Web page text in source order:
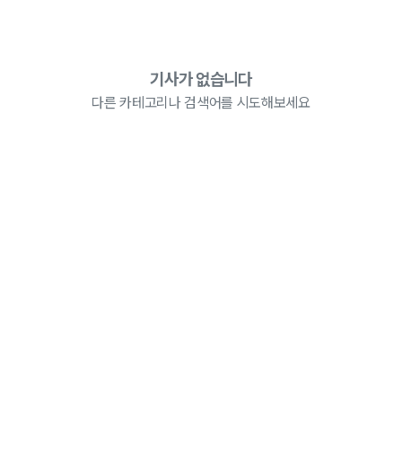
기사가 없습니다
다른 카테고리나 검색어를 시도해보세요